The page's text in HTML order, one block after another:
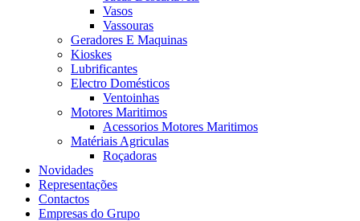
Vasos
Vassouras
Geradores E Maquinas
Kioskes
Lubrificantes
Electro Domésticos
Ventoinhas
Motores Maritimos
Acessorios Motores Maritimos
Matériais Agriculas
Roçadoras
Novidades
Representações
Contactos
Empresas do Grupo